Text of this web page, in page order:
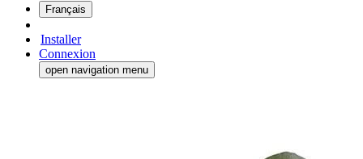
Français
Installer
Connexion
open navigation menu